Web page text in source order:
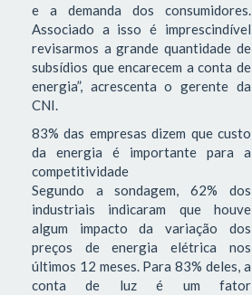
e a demanda dos consumidores.
Associado a isso é imprescindível
revisarmos a grande quantidade de
subsídios que encarecem a conta de
energia”, acrescenta o gerente da
CNI.
83% das empresas dizem que custo
da energia é importante para a
competitividade
Segundo a sondagem, 62% dos
industriais indicaram que houve
algum impacto da variação dos
preços de energia elétrica nos
últimos 12 meses. Para 83% deles, a
conta de luz é um fator